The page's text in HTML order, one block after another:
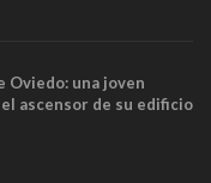
Oviedo: una joven
ascensor de su edificio
minutos